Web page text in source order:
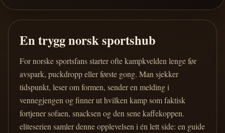
En trygg norsk sportshub
For norske sportsfans starter ofte kampkvelden lenge før
avspark, puckdropp eller første gong. Man sjekker
tidspunkt, leser om formen, sender en melding i
vennegjengen og finner ut hvilken kamp som faktisk
fortjener sofaen, snacksen og den sene kaffekoppen.
eliteserien samler denne opplevelsen i én lett side: en guide